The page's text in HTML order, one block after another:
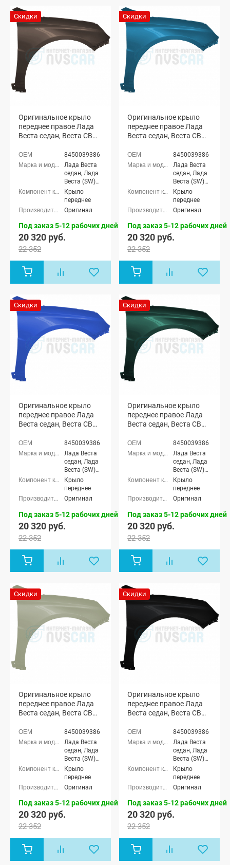
Скидки
Оригинальное крыло
переднее правое Лада
Веста седан, Веста СВ
8450039386
Лада Веста
седан, Лада
Веста (SW)
универсал
Крыло
переднее
Оригинал
Под заказ 5-12 рабочих дней
20 320 руб.
22 352
Скидки
Оригинальное крыло
переднее правое Лада
Веста седан, Веста СВ
8450039386
Лада Веста
седан, Лада
Веста (SW)
универсал
Крыло
переднее
Оригинал
Под заказ 5-12 рабочих дней
20 320 руб.
22 352
Скидки
Оригинальное крыло
переднее правое Лада
Веста седан, Веста СВ
476)
8450039386
Лада Веста
седан, Лада
Веста (SW)
универсал
Крыло
переднее
Оригинал
Под заказ 5-12 рабочих дней
20 320 руб.
22 352
Скидки
Оригинальное крыло
переднее правое Лада
Веста седан, Веста СВ
372)
8450039386
Лада Веста
седан, Лада
Веста (SW)
универсал
Крыло
переднее
Оригинал
Под заказ 5-12 рабочих дней
20 320 руб.
22 352
Скидки
Оригинальное крыло
переднее правое Лада
Веста седан, Веста СВ
247)
8450039386
Лада Веста
седан, Лада
Веста (SW)
универсал
Крыло
переднее
Оригинал
Под заказ 5-12 рабочих дней
20 320 руб.
22 352
Скидки
Оригинальное крыло
переднее правое Лада
Веста седан, Веста СВ
653)
8450039386
Лада Веста
седан, Лада
Веста (SW)
универсал
Крыло
переднее
Оригинал
Под заказ 5-12 рабочих дней
20 320 руб.
22 352